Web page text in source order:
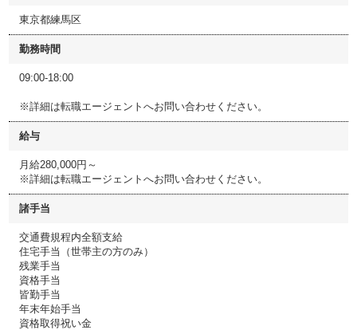
東京都練馬区
勤務時間
09:00-18:00
※詳細は転職エージェントへお問い合わせください。
給与
月給280,000円～
※詳細は転職エージェントへお問い合わせください。
諸手当
交通費規程内全額支給
住宅手当（世帯主の方のみ）
残業手当
資格手当
皆勤手当
年末年始手当
資格取得祝い金